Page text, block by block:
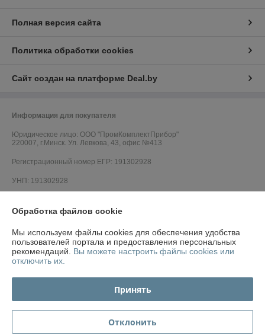
Полная версия сайта
Политика обработки cookies
Сайт создан на платформе Deal.by
Информация для покупателя
Юридическое лицо: ООО "ПромКомплектПрибор"
220007, г.Минск. Ул. Левкова, 43, офис №413
Регистрационный номер ЕГР: 191302928
УНП: 191302928
Дата регистрации компании: 17.05.2010
Ссылка на свидетельство/лицензию
Ссылка на свидетельство/лицензию
Ссылка на свидетельство/лицензию
Ссылка на свидетельство/лицензию
Ссылка на свидетельство/лицензию
Обработка файлов cookie
Мы используем файлы cookies для обеспечения удобства
пользователей портала и предоставления персональных
рекомендаций. Вы можете настроить файлы cookies или
отключить их.
Принять
Отклонить